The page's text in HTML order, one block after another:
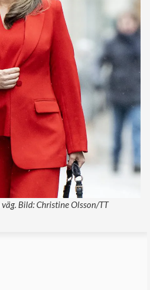
väg. Bild: Christine Olsson/TT